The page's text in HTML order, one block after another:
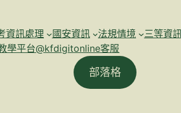
資訊處理 國安資訊 法規情境
三等資
學平台@kfdigitonline客服
部落格